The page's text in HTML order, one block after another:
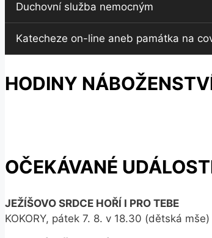
Duchovní služba nemocným
Katecheze on-line aneb památka na
HODINY
OČEKÁVANÉ
JEŽÍŠOVO SRDCE HOŘÍ I PRO TEBE
KOKORY, pátek 7. 8. v 18.30 (dětská mše)